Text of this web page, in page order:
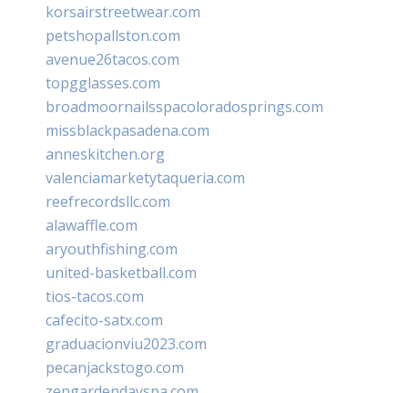
korsairstreetwear.com
petshopallston.com
avenue26tacos.com
topgglasses.com
broadmoornailsspacoloradosprings.com
missblackpasadena.com
anneskitchen.org
valenciamarketytaqueria.com
reefrecordsllc.com
alawaffle.com
aryouthfishing.com
united-basketball.com
tios-tacos.com
cafecito-satx.com
graduacionviu2023.com
pecanjackstogo.com